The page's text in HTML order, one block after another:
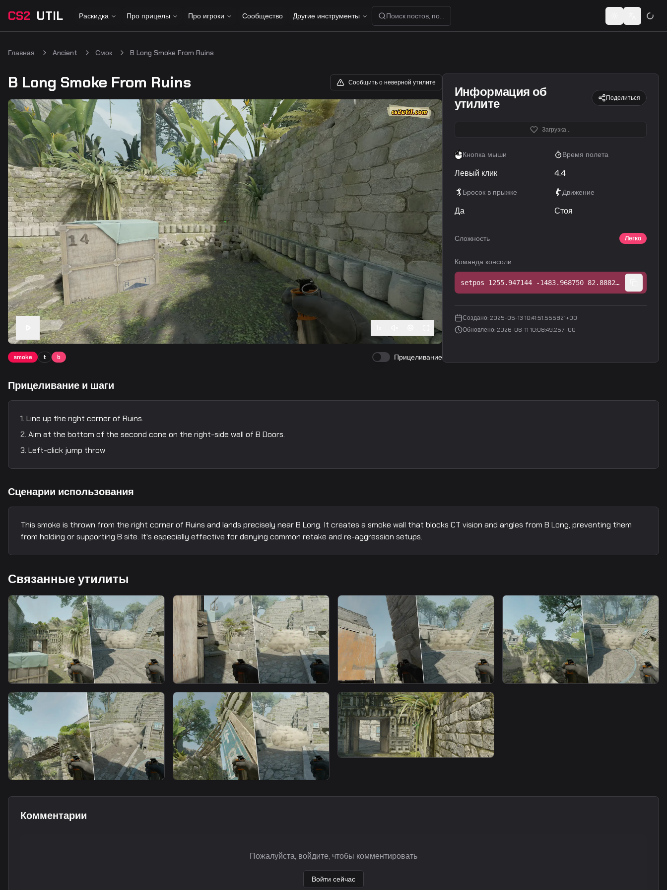
CS2 UTIL Раскидка Про прицелы Про игроки Сообщество Другие инструменты Поиск постов, пользователей или кодов шеринга... Toggle theme
Switch
Главная Ancient Смок B Long Smoke From Ruins
B Long Smoke From Ruins Сообщить о неверной утилите
smoke t b Прицеливание
Информация об
утилите Поделиться
Загрузка...
Кнопка мыши
Левый клик
Время полета
4.4
Бросок в прыжке
Да
Движение
Стоя
Сложность Легко
Команда консоли
setpos 1255.947144 -1483.968750 82.888214;setang -4.088808 93.333824 0.000000
Создано: 2025-05-13 10:41:51.555821+00
Обновлено: 2026-06-11 10:08:49.257+00
Прицеливание и шаги
Line up the right corner of Ruins.
Aim at the bottom of the second cone on the right-side wall of B Doors.
Left-click jump throw
Сценарии использования
This smoke is thrown from the right corner of Ruins and lands precisely near B Long. It creates a smoke wall that blocks CT vision and angles from B Long, preventing them
from holding or supporting B site. It's especially effective for denying common retake and re-aggression setups.
Связанные утилиты
smoke
B Long Smoke From Ruins 2
smoke
B Long Smoke From Lane 1
smoke
B Long Smoke From Lane 3
B Long Smoke From T Spawn
Комментарии
Пожалуйста, войдите, чтобы комментировать
Войти сейчас